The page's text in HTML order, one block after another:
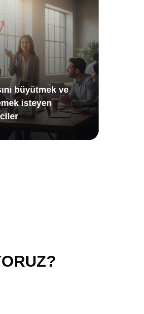
büyütmek ve
isteyen